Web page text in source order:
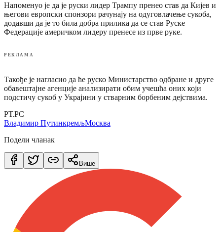
Напоменуо је да је руски лидер Трампу пренео став да Кијев и
његови европски спонзори рачунају на одуговлачење сукоба,
додавши да је то била добра прилика да се став Руске
Федерације америчком лидеру пренесе из прве руке.
РЕКЛАМА
Такође је нагласио да ће руско Министарство одбране и друге
обавештајне агенције анализирати обим учешћа оних који
подстичу сукоб у Украјини у стварним борбеним дејствима.
РТ.РС
Владимир ПутинкремљМосква
Подели чланак
Више